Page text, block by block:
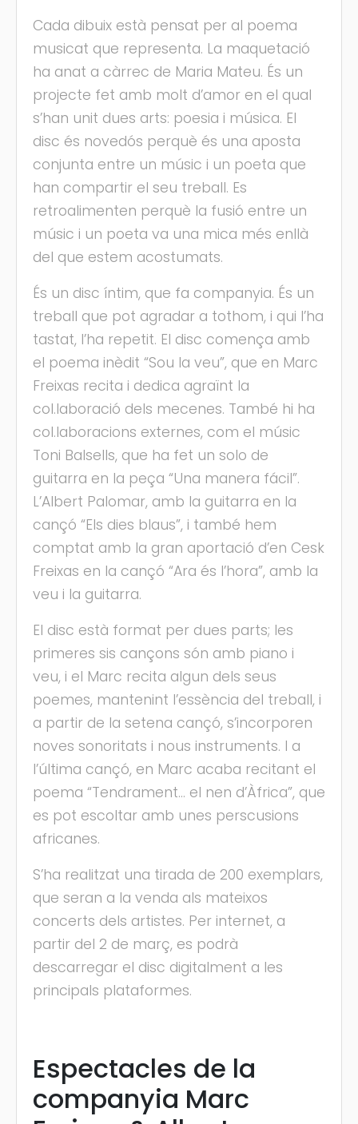
Cada dibuix està pensat per al poema
musicat que representa. La maquetació
ha anat a càrrec de Maria Mateu. És un
projecte fet amb molt d’amor en el qual
s’han unit dues arts: poesia i música. El
disc és novedós perquè és una aposta
conjunta entre un músic i un poeta que
han compartir el seu treball. Es
retroalimenten perquè la fusió entre un
músic i un poeta va una mica més enllà
del que estem acostumats.
És un disc íntim, que fa companyia. És un
treball que pot agradar a tothom, i qui l’ha
tastat, l’ha repetit. El disc comença amb
el poema inèdit “Sou la veu”, que en Marc
Freixas recita i dedica agraïnt la
col.laboració dels mecenes. També hi ha
col.laboracions externes, com el músic
Toni Balsells, que ha fet un solo de
guitarra en la peça “Una manera fácil”.
L’Albert Palomar, amb la guitarra en la
cançó “Els dies blaus”, i també hem
comptat amb la gran aportació d’en Cesk
Freixas en la cançó “Ara és l’hora”, amb la
veu i la guitarra.
El disc està format per dues parts; les
primeres sis cançons són amb piano i
veu, i el Marc recita algun dels seus
poemes, mantenint l’essència del treball, i
a partir de la setena cançó, s’incorporen
noves sonoritats i nous instruments. I a
l’última cançó, en Marc acaba recitant el
poema “Tendrament… el nen d’Àfrica”, que
es pot escoltar amb unes perscusions
africanes.
S’ha realitzat una tirada de 200 exemplars,
que seran a la venda als mateixos
concerts dels artistes. Per internet, a
partir del 2 de març, es podrà
descarregar el disc digitalment a les
principals plataformes.
Espectacles de la
companyia Marc